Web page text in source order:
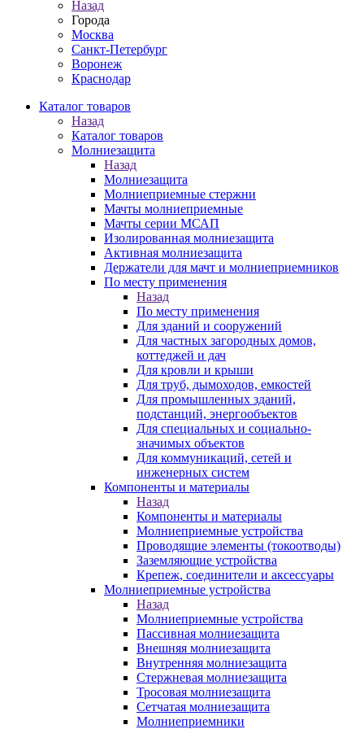
Назад
Города
Москва
Санкт-Петербург
Воронеж
Краснодар
Каталог товаров
Назад
Каталог товаров
Молниезащита
Назад
Молниезащита
Молниеприемные стержни
Мачты молниеприемные
Мачты серии МСАП
Изолированная молниезащита
Активная молниезащита
Держатели для мачт и молниеприемников
По месту применения
Назад
По месту применения
Для зданий и сооружений
Для частных загородных домов,
коттеджей и дач
Для кровли и крыши
Для труб, дымоходов, емкостей
Для промышленных зданий,
подстанций, энергообъектов
Для специальных и социально-
значимых объектов
Для коммуникаций, сетей и
инженерных систем
Компоненты и материалы
Назад
Компоненты и материалы
Молниеприемные устройства
Проводящие элементы (токоотводы)
Заземляющие устройства
Крепеж, соединители и аксессуары
Молниеприемные устройства
Назад
Молниеприемные устройства
Пассивная молниезащита
Внешняя молниезащита
Внутренняя молниезащита
Стержневая молниезащита
Тросовая молниезащита
Сетчатая молниезащита
Молниеприемники